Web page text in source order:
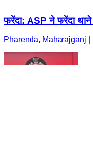
फरेंदा: ASP ने फरेंदा थाने
Pharenda, Maharajganj |